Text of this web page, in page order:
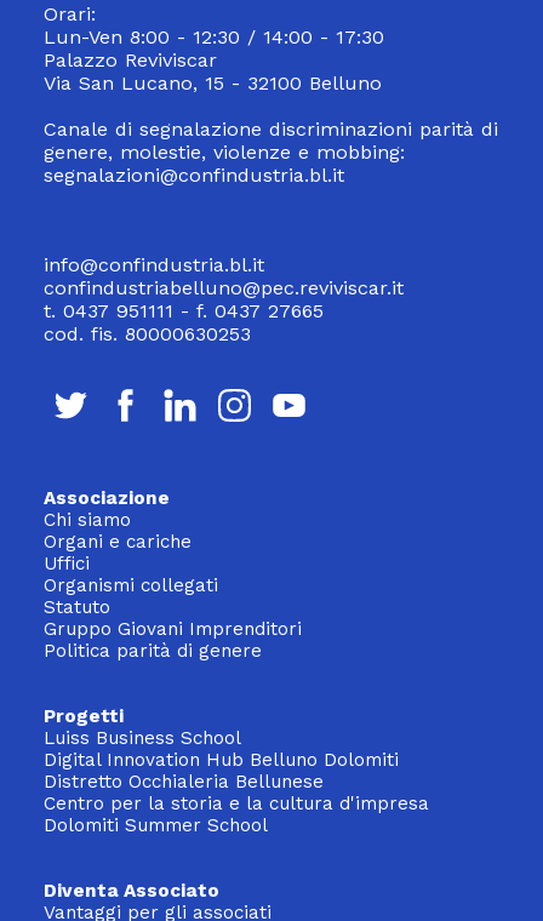
Orari:
Lun-Ven 8:00 - 12:30 / 14:00 - 17:30
Palazzo Reviviscar
Via San Lucano, 15 - 32100 Belluno
Canale di segnalazione discriminazioni parità di
genere, molestie, violenze e mobbing:
segnalazioni@confindustria.bl.it
info@confindustria.bl.it
confindustriabelluno@pec.reviviscar.it
t. 0437 951111 - f. 0437 27665
cod. fis. 80000630253
Associazione
Chi siamo
Organi e cariche
Uffici
Organismi collegati
Statuto
Gruppo Giovani Imprenditori
Politica parità di genere
Progetti
Luiss Business School
Digital Innovation Hub Belluno Dolomiti
Distretto Occhialeria Bellunese
Centro per la storia e la cultura d'impresa
Dolomiti Summer School
Diventa Associato
Vantaggi per gli associati